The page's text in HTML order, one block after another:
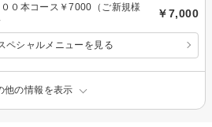
０本コース￥7000（ご新規様
￥7,000
ペシャルメニューを見る
他の情報を表示